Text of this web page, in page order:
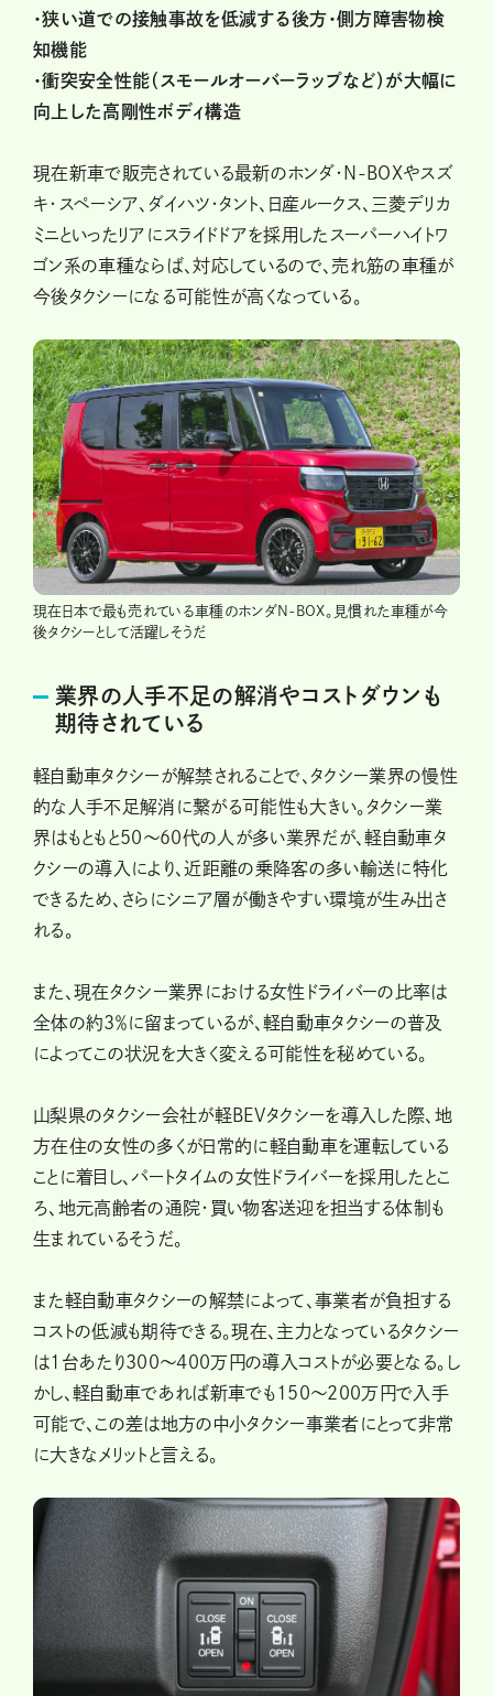
・狭い道での接触事故を低減する後方・側方障害物検
知機能
・衝突安全性能（スモールオーバーラップなど）が大幅に
向上した高剛性ボディ構造
現在新車で販売されている最新のホンダ・N-BOXやスズ
キ・スペーシア、ダイハツ・タント、日産ルークス、三菱デリカ
ミニといったリアにスライドドアを採用したスーパーハイトワ
ゴン系の車種ならば、対応しているので、売れ筋の車種が
今後タクシーになる可能性が高くなっている。
現在日本で最も売れている車種のホンダN-BOX。見慣れた車種が今
後タクシーとして活躍しそうだ
業界の人手不足の解消やコストダウンも
期待されている
軽自動車タクシーが解禁されることで、タクシー業界の慢性
的な人手不足解消に繋がる可能性も大きい。タクシー業
界はもともと50～60代の人が多い業界だが、軽自動車タ
クシーの導入により、近距離の乗降客の多い輸送に特化
できるため、さらにシニア層が働きやすい環境が生み出さ
れる。
また、現在タクシー業界における女性ドライバーの比率は
全体の約3％に留まっているが、軽自動車タクシーの普及
によってこの状況を大きく変える可能性を秘めている。
山梨県のタクシー会社が軽BEVタクシーを導入した際、地
方在住の女性の多くが日常的に軽自動車を運転している
ことに着目し、パートタイムの女性ドライバーを採用したとこ
ろ、地元高齢者の通院・買い物客送迎を担当する体制も
生まれているそうだ。
また軽自動車タクシーの解禁によって、事業者が負担する
コストの低減も期待できる。現在、主力となっているタクシー
は1台あたり300～400万円の導入コストが必要となる。し
かし、軽自動車であれば新車でも150～200万円で入手
可能で、この差は地方の中小タクシー事業者にとって非常
に大きなメリットと言える。